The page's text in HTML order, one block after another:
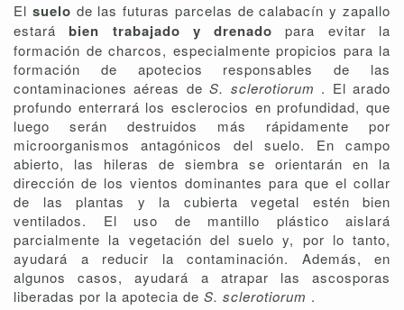
El suelo de las futuras parcelas de calabacín y zapallo
estará bien trabajado y drenadopara evitar la
formación de charcos, especialmente propicios para la
formación de apotecios responsables de las
contaminaciones aéreas deS. sclerotiorum . El arado
profundo enterrará los esclerocios en profundidad, que
luego serán destruidos más rápidamente por
microorganismos antagónicos del suelo. En campo
abierto, las hileras de siembra se orientarán en la
dirección de los vientos dominantes para que el collar
de las plantas y la cubierta vegetal estén bien
ventilados. El uso de mantillo plástico aislará
parcialmente la vegetación del suelo y, por lo tanto,
ayudará a reducir la contaminación. Además, en
algunos casos, ayudará a atrapar las ascosporas
liberadas por la apotecia de S. sclerotiorum .